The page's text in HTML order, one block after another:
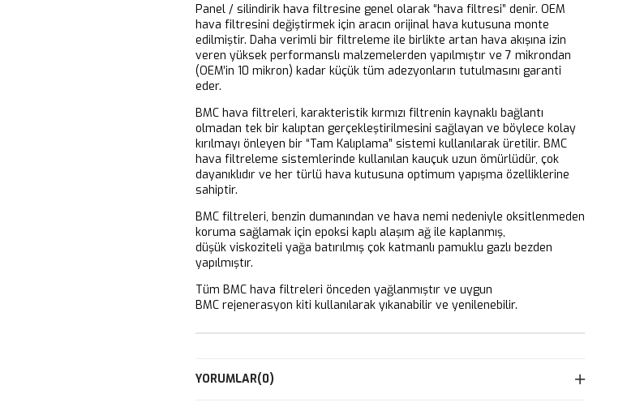
Panel / silindirik hava filtresine genel olarak “hava filtresi” denir. OEM
hava filtresini değiştirmek için aracın orijinal hava kutusuna monte
edilmiştir. Daha verimli bir filtreleme ile birlikte artan hava akışına izin
veren yüksek performanslı malzemelerden yapılmıştır ve 7 mikrondan
(OEM’in 10 mikron) kadar küçük tüm adezyonların tutulmasını garanti
eder.
BMC hava filtreleri, karakteristik kırmızı filtrenin kaynaklı bağlantı
olmadan tek bir kalıptan gerçekleştirilmesini sağlayan ve böylece kolay
kırılmayı önleyen bir “Tam Kalıplama” sistemi kullanılarak üretilir. BMC
hava filtreleme sistemlerinde kullanılan kauçuk uzun ömürlüdür, çok
dayanıklıdır ve her türlü hava kutusuna optimum yapışma özelliklerine
sahiptir.
BMC filtreleri, benzin dumanından ve hava nemi nedeniyle oksitlenmeden
koruma sağlamak için epoksi kaplı alaşım ağ ile kaplanmış,
düşük viskoziteli yağa batırılmış çok katmanlı pamuklu gazlı bezden
yapılmıştır.
Tüm BMC hava filtreleri önceden yağlanmıştır ve uygun
BMC rejenerasyon kiti kullanılarak yıkanabilir ve yenilenebilir.
YORUMLAR(0)